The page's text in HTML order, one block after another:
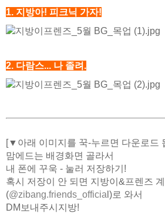
1. 지방아! 피크닉 가자!
2. 다람스... 나 졸려.
[▼아래 이미지를 꾹-누르면 다운로드
맘에드는 배경화면 골라서
내 폰에 꾸욱 - 눌러 저장하기!
혹시 저장이 안 되면 지방이&프렌즈
(@zibang.friends_officia l)로 와서
DM보내주시지방!